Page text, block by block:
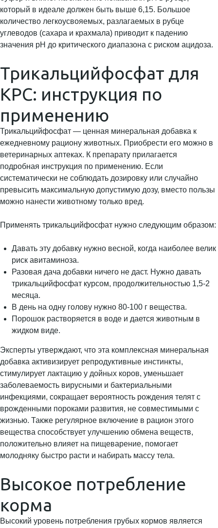
который в идеале должен быть выше 6,15. Большое
количество легкоусвояемых, разлагаемых в рубце
углеводов (сахара и крахмала) приводит к падению
значения pH до критического диапазона с риском ацидоза.
Трикальцийфосфат для
КРС: инструкция по
применению
Трикальцийфосфат — ценная минеральная добавка к
ежедневному рациону животных. Приобрести его можно в
ветеринарных аптеках. К препарату прилагается
подробная инструкция по применению. Если
систематически не соблюдать дозировку или случайно
превысить максимальную допустимую дозу, вместо пользы
можно нанести животному только вред.
Применять трикальцийфосфат нужно следующим образом:
Давать эту добавку нужно весной, когда наиболее велик
риск авитаминоза.
Разовая дача добавки ничего не даст. Нужно давать
трикальцийфосфат курсом, продолжительностью 1,5-2
месяца.
В день на одну голову нужно 80-100 г вещества.
Порошок растворяется в воде и дается животным в
жидком виде.
Эксперты утверждают, что эта комплексная минеральная
добавка активизирует репродуктивные инстинкты,
стимулирует лактацию у дойных коров, уменьшает
заболеваемость вирусными и бактериальными
инфекциями, сокращает вероятность рождения телят с
врожденными пороками развития, не совместимыми с
жизнью. Также регулярное включение в рацион этого
вещества способствует улучшению обмена веществ,
положительно влияет на пищеварение, помогает
молодняку быстро расти и набирать массу тела.
Высокое потребление
корма
Высокий уровень потребления грубых кормов является